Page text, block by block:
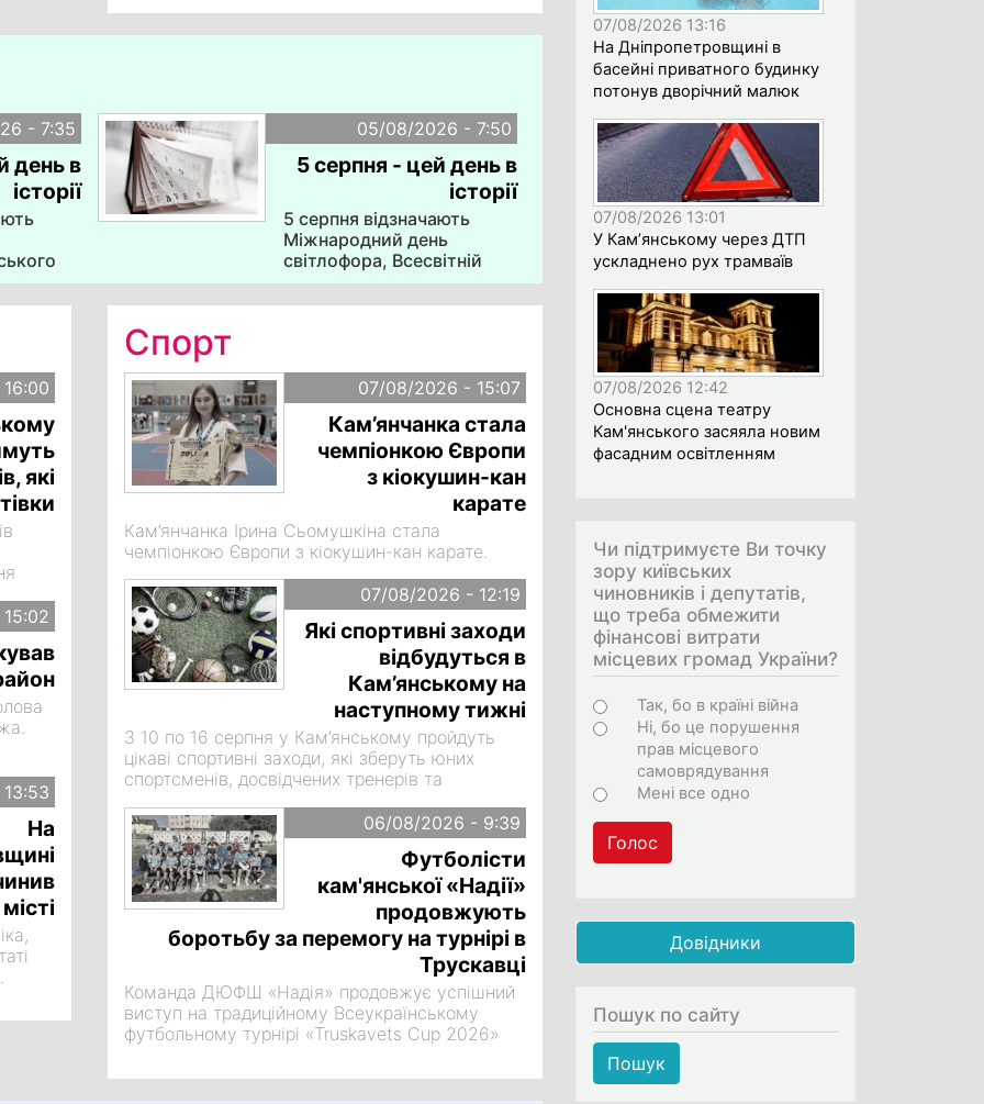
подорожчання, яке має відбутися у 2027 році.
- 7:35
день в
історії
яка
на
05/08/2026 - 7:50
5 серпня - цей день в
історії
5 серпня відзначають
Міжнародний день
світлофора, Всесвітній
день устриць, День
свіжого дихання, День
- Засновано Відзнаку
Президента України "За
оборону України".
які
На
Спорт
07/08/2026 - 15:07
Кам’янчанка стала
чемпіонкою Європи
з кіокушин-кан
карате
Кам’янчанка Ірина Сьомушкіна стала
чемпіонкою Європи з кіокушин-кан карате.
07/08/2026 - 12:19
Які спортивні заходи
відбудуться в
Кам’янському на
наступному тижні
З 10 по 16 серпня у Кам’янському пройдуть
цікаві спортивні заходи, які зберуть юних
спортсменів, досвідчених тренерів та
06/08/2026 - 9:39
Футболісти
кам'янської «Надії»
продовжують
боротьбу за перемогу на турнірі в
Трускавці
Команда ДЮФШ «Надія» продовжує успішний
виступ на традиційному Всеукраїнському
футбольному турнірі «Truskavets Cup 2026»
07/08/2026 13:16
На Дніпропетровщині в
басейні приватного будинку
потонув дворічний малюк
07/08/2026 13:01
У Кам’янському через ДТП
ускладнено рух трамваїв
07/08/2026 12:42
Основна сцена театру
Кам'янського засяяла новим
фасадним освітленням
Чи підтримуєте Ви точку
зору київських
чиновників і депутатів,
що треба обмежити
фінансові витрати
місцевих громад України?
Варіанти
Так, бо в країні війна
Ні, бо це порушення
прав місцевого
самоврядування
Мені все одно
Голос
Довідники
Пошук по сайту
Пошук